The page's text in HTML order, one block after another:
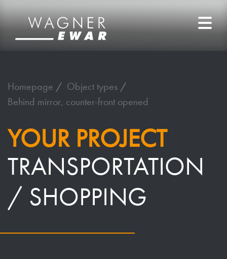
Homepage
Object types
Behind mirror, counter-front opened
YOUR PROJECT
TRANSPORTATION
/ SHOPPING